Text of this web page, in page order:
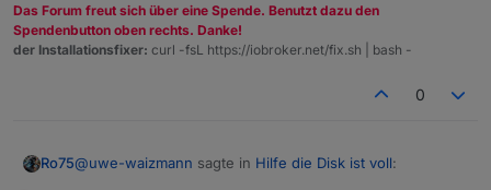
Das Forum freut sich über eine Spende. Benutzt dazu den
Spendenbutton oben rechts. Danke!
der Installationsfixer: curl -fsL https://iobroker.net/fix.sh | bash -
0
Ro75@uwe-waizmann sagte in Hilfe die Disk ist voll: